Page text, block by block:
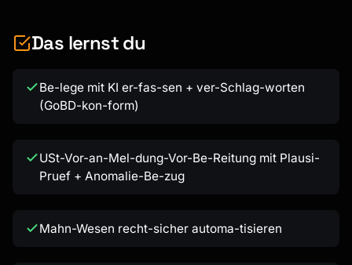
Das lernst du
Be-lege mit KI er-fas-sen + ver-Schlag-worten
(GoBD-kon-form)
USt-Vor-an-Mel-dung-Vor-Be-Reitung mit Plausi-
Pruef + Anomalie-Be-zug
Mahn-Wesen recht-sicher automa-tisieren